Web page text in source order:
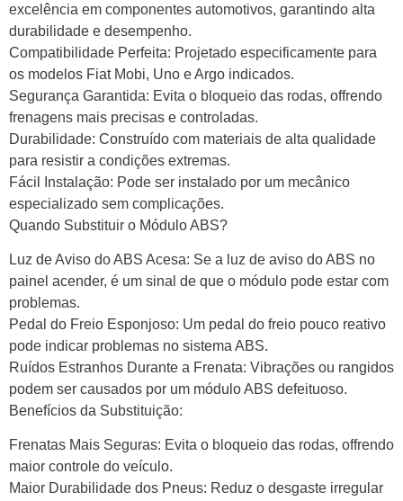
excelência em componentes automotivos, garantindo alta
durabilidade e desempenho.
Compatibilidade Perfeita: Projetado especificamente para
os modelos Fiat Mobi, Uno e Argo indicados.
Segurança Garantida: Evita o bloqueio das rodas, offrendo
frenagens mais precisas e controladas.
Durabilidade: Construído com materiais de alta qualidade
para resistir a condições extremas.
Fácil Instalação: Pode ser instalado por um mecânico
especializado sem complicações.
Quando Substituir o Módulo ABS?
Luz de Aviso do ABS Acesa: Se a luz de aviso do ABS no
painel acender, é um sinal de que o módulo pode estar com
problemas.
Pedal do Freio Esponjoso: Um pedal do freio pouco reativo
pode indicar problemas no sistema ABS.
Ruídos Estranhos Durante a Frenata: Vibrações ou rangidos
podem ser causados por um módulo ABS defeituoso.
Benefícios da Substituição:
Frenatas Mais Seguras: Evita o bloqueio das rodas, offrendo
maior controle do veículo.
Maior Durabilidade dos Pneus: Reduz o desgaste irregular